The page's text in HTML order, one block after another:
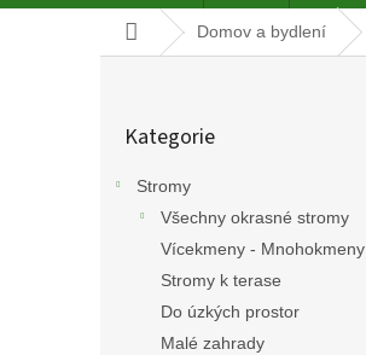
Domů Domov a bydlení
kategorie
Kategorie
Stromy
Všechny okrasné stromy
Vícekmeny - Mnohokmeny
Stromy k terase
Do úzkých prostor
Malé zahrady